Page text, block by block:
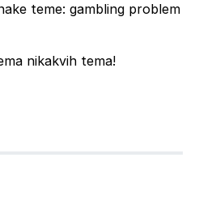
teme: gambling problem
nikakvih tema!